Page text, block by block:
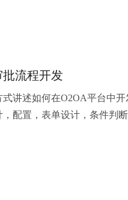
流程开发
讲述如何在O2OA平台中
配置，表单设计，条件判